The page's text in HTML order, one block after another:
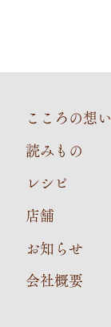
こころの想い
読みもの
レシピ
店舗
お知らせ
会社概要